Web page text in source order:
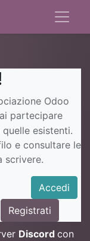
Odoo
partecipare
esistenti.
e consultare le
scrivere.
Accedi
Registrati
Discord con